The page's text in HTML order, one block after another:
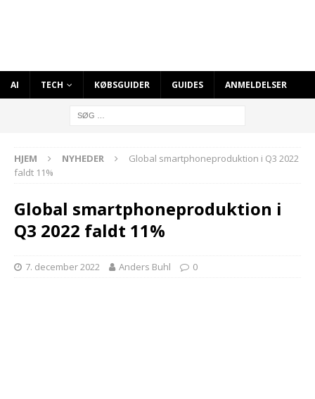
AI TECH KØBSGUIDER GUIDES ANMELDELSER
HJEM NYHEDER
Global smartphoneproduktion i Q3 2022
faldt 11%
Global smartphoneproduktion i
Q3 2022 faldt 11%
7. december 2022 Anders Buhl 0